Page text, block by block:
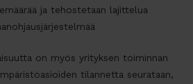
ja tehostetaan lajittelua
on myös yrityksen toiminnan
tilannetta seurataan,